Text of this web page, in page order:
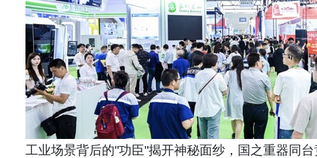
工业场景背后的"功臣"揭开神秘面纱，国之重器同台